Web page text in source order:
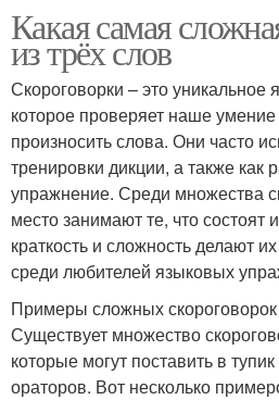
Какая самая
из трёх слов
Скороговорки – это уникальное
которое проверяет наше умение
произносить слова. Они часто
тренировки дикции, а также как
упражнение. Среди множества
место занимают те, что состоят
краткость и сложность делают
среди любителей языковых
Примеры сложных скороговорок
Существует множество
которые могут поставить в
ораторов. Вот несколько